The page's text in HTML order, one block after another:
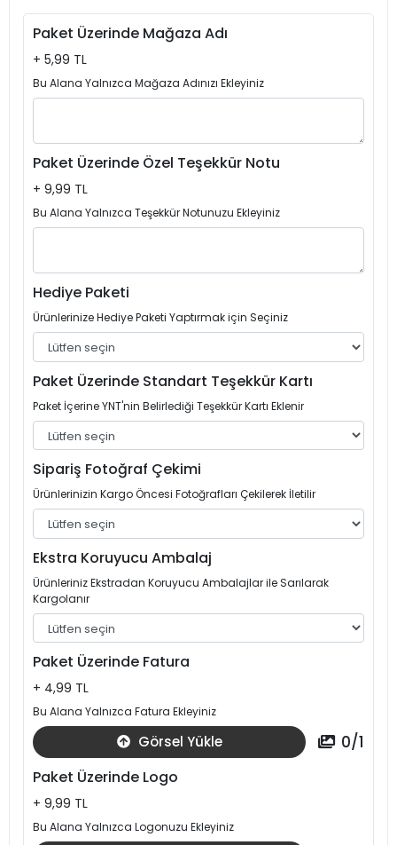
Paket Üzerinde Mağaza Adı
+ 5,99 TL
Bu Alana Yalnızca Mağaza Adınızı Ekleyiniz
Paket Üzerinde Özel Teşekkür Notu
+ 9,99 TL
Bu Alana Yalnızca Teşekkür Notunuzu Ekleyiniz
Hediye Paketi
Ürünlerinize Hediye Paketi Yaptırmak için Seçiniz
Paket Üzerinde Standart Teşekkür Kartı
Paket İçerine YNT'nin Belirlediği Teşekkür Kartı Eklenir
Sipariş Fotoğraf Çekimi
Ürünlerinizin Kargo Öncesi Fotoğrafları Çekilerek İletilir
Ekstra Koruyucu Ambalaj
Ürünleriniz Ekstradan Koruyucu Ambalajlar ile Sarılarak
Kargolanır
Paket Üzerinde Fatura
+ 4,99 TL
Bu Alana Yalnızca Fatura Ekleyiniz
Görsel Yükle 0/1
Paket Üzerinde Logo
+ 9,99 TL
Bu Alana Yalnızca Logonuzu Ekleyiniz